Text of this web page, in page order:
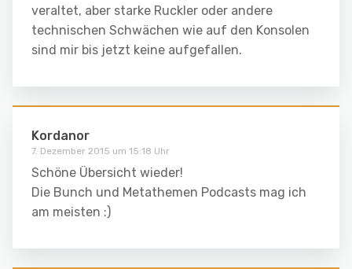
veraltet, aber starke Ruckler oder andere
technischen Schwächen wie auf den Konsolen
sind mir bis jetzt keine aufgefallen.
Kordanor
7. Dezember 2015 um 15:18 Uhr
Schöne Übersicht wieder!
Die Bunch und Metathemen Podcasts mag ich
am meisten :)